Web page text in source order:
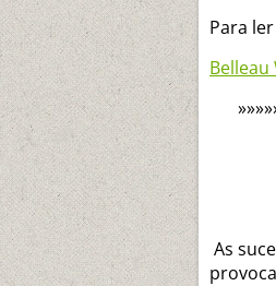
Para
Belleau
As